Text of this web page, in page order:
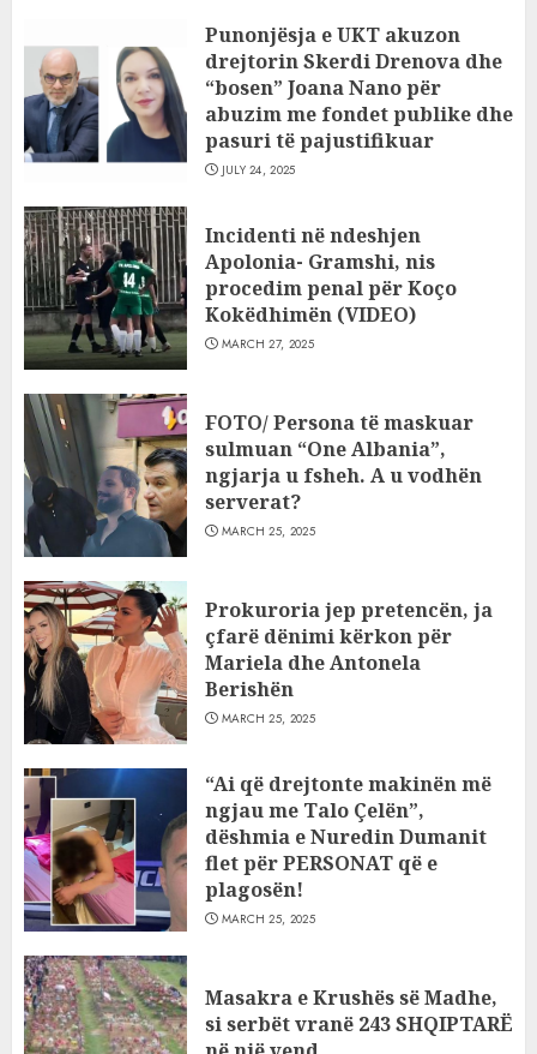
Punonjësja e UKT akuzon
drejtorin Skerdi Drenova dhe
“bosen” Joana Nano për
abuzim me fondet publike dhe
pasuri të pajustifikuar
JULY 24, 2025
Incidenti në ndeshjen
Apolonia- Gramshi, nis
procedim penal për Koço
Kokëdhimën (VIDEO)
MARCH 27, 2025
FOTO/ Persona të maskuar
sulmuan “One Albania”,
ngjarja u fsheh. A u vodhën
serverat?
MARCH 25, 2025
Prokuroria jep pretencën, ja
çfarë dënimi kërkon për
Mariela dhe Antonela
Berishën
MARCH 25, 2025
“Ai që drejtonte makinën më
ngjau me Talo Çelën”,
dëshmia e Nuredin Dumanit
flet për PERSONAT që e
plagosën!
MARCH 25, 2025
Masakra e Krushës së Madhe,
si serbët vranë 243 SHQIPTARË